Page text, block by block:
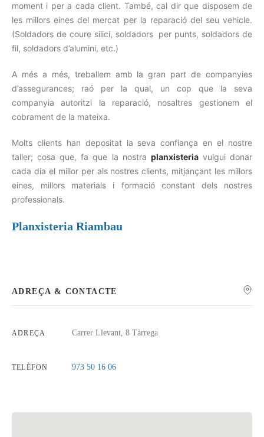
moment i per a cada client. També, cal dir que disposem de
les millors eines del mercat per la reparació del seu vehicle.
(Soldadors de coure silici, soldadors per punts, soldadors de
fil, soldadors d’alumini, etc.)
A més a més, treballem amb la gran part de companyies
d’assegurances; raó per la qual, un cop que la seva
companyia autoritzi la reparació, nosaltres gestionem el
cobrament de la mateixa.
Molts clients han depositat la seva confiança en el nostre
taller; cosa que, fa que la nostra planxisteriavulgui donar
cada dia el millor per als nostres clients, mitjançant les millors
eines, millors materials i formació constant dels nostres
professionals.
Planxisteria Riambau
ADREÇA & CONTACTE
ADREÇA Carrer Llevant, 8 Tàrrega
TELÈFON 973 50 16 06